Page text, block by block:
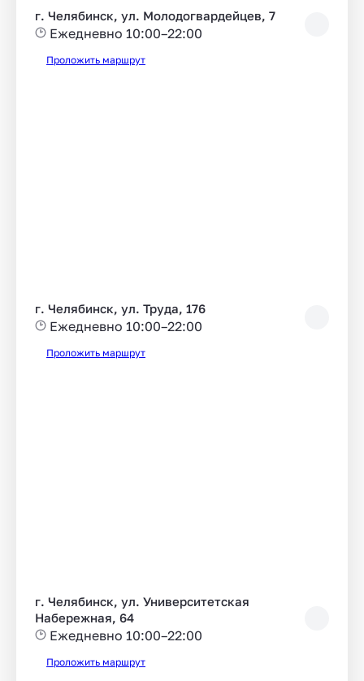
г. Челябинск, ул. Молодогвардейцев, 7
Ежедневно 10:00–22:00
Проложить маршрут
г. Челябинск, ул. Труда, 176
Ежедневно 10:00–22:00
Проложить маршрут
г. Челябинск, ул. Университетская
Набережная, 64
Ежедневно 10:00–22:00
Проложить маршрут